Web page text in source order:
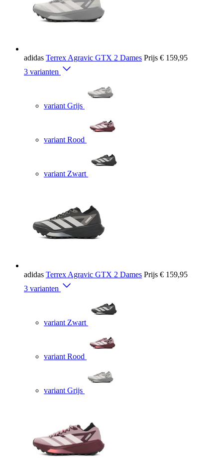
adidas Terrex Agravic GTX 2 Dames Prijs € 159,95
3 varianten
variant Grijs
variant Rood
variant Zwart
adidas Terrex Agravic GTX 2 Dames Prijs € 159,95
3 varianten
variant Zwart
variant Rood
variant Grijs